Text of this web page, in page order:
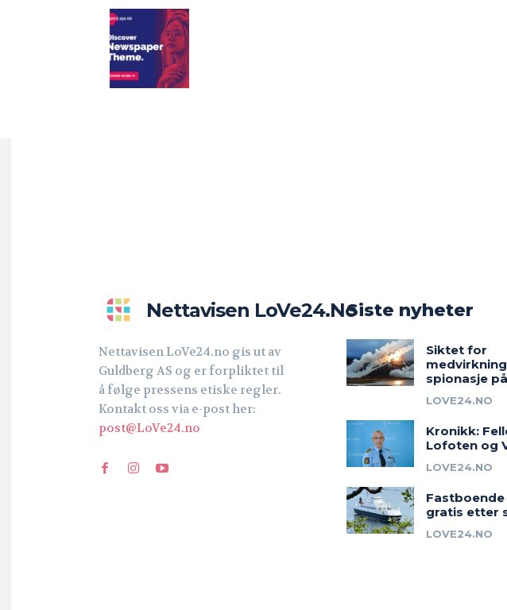
Nettavisen LoVe24.no
Nettavisen LoVe24.no gis ut av
Guldberg AS og er forpliktet til
å følge pressens etiske regler.
Kontakt oss via e-post her:
post@LoVe24.no
Siste nyheter
Siktet for
spionasje
LOVE24.NO
Kronikk:
Lofoten og
LOVE24.NO
gratis etter
LOVE24.NO